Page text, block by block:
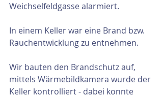
Weichselfeldgasse alarmiert.
In einem Keller war eine Brand bzw.
Rauchentwicklung zu entnehmen.
Wir bauten den Brandschutz auf,
mittels Wärmebildkamera wurde der
Keller kontrolliert - dabei konnte